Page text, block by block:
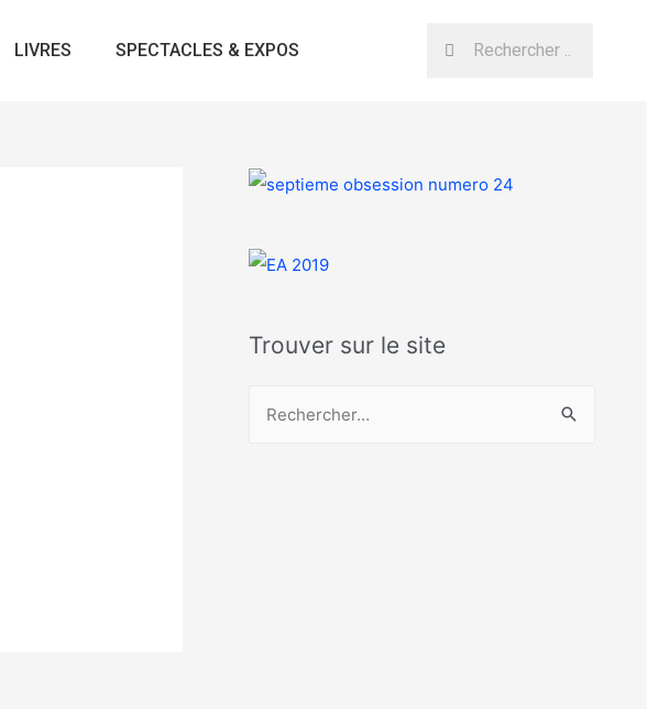
LIVRES SPECTACLES & EXPOS
Trouver sur le site